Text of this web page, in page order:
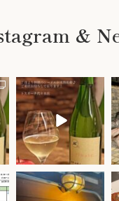
&
uottoria_toscana
7月 2
uottoria_toscana